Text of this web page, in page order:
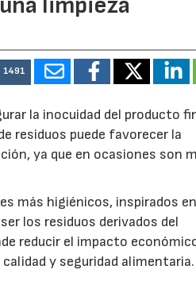
1491
la inocuidad del producto
residuos puede favorecer la
ya que en ocasiones son
más higiénicos, inspirados
los residuos derivados del
reducir el impacto
y seguridad alimentaria.